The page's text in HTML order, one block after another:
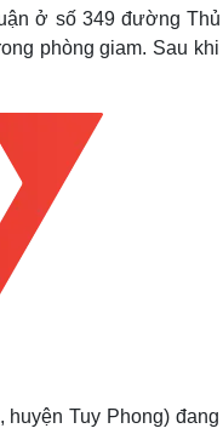
Tư vấn
Nghệ sĩ
Thời trang
ở số 349 đường
phòng giam. Sau
Tuy Phong) đang